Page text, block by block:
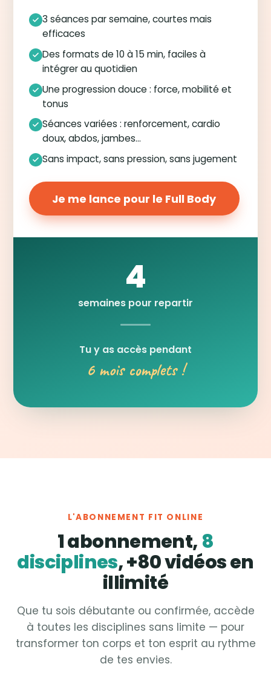
3 séances par semaine, courtes mais
efficaces
Des formats de 10 à 15 min, faciles à
intégrer au quotidien
Une progression douce : force, mobilité et
tonus
Séances variées : renforcement, cardio
doux, abdos, jambes…
Sans impact, sans pression, sans jugement
Je me lance pour le Full Body
4
semaines pour repartir
Tu y as accès pendant
6 mois complets !
L'ABONNEMENT FIT ONLINE
1 abonnement, 8
disciplines, +80 vidéos en
illimité
Que tu sois débutante ou confirmée, accède
à toutes les disciplines sans limite — pour
transformer ton corps et ton esprit au rythme
de tes envies.